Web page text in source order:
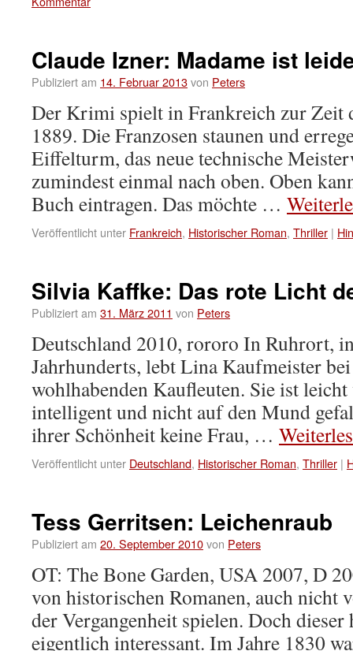
Claude Izner: Madame ist
Publiziert am 14. Februar 2013von Peters
Der Krimi spielt in Frankreich zur Zeit
1889. Die Franzosen staunen und
Eiffelturm, das neue technische
zumindest einmal nach oben. Oben
Buch eintragen. Das möchte …
Veröffentlicht unter Frankreich, Historischer Roman, Thriller |
Silvia Kaffke: Das rote Licht
Publiziert am 31. März 2011 von Peters
Deutschland 2010, rororo In Ruhrort,
Jahrhunderts, lebt Lina Kaufmeister
wohlhabenden Kaufleuten. Sie ist
intelligent und nicht auf den Mund
ihrer Schönheit keine Frau, …
Veröffentlicht unter Deutschland, Historischer Roman, Thriller |
Tess Gerritsen: Leichenraub
Publiziert am 20. September 2010von Peters
OT: The Bone Garden, USA 2007, D
von historischen Romanen, auch
der Vergangenheit spielen. Doch
eigentlich interessant. Im Jahre 1830